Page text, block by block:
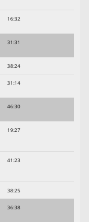
16:32
31:31
38:24
31:14
46:30
19:27
41:23
38:25
36:38